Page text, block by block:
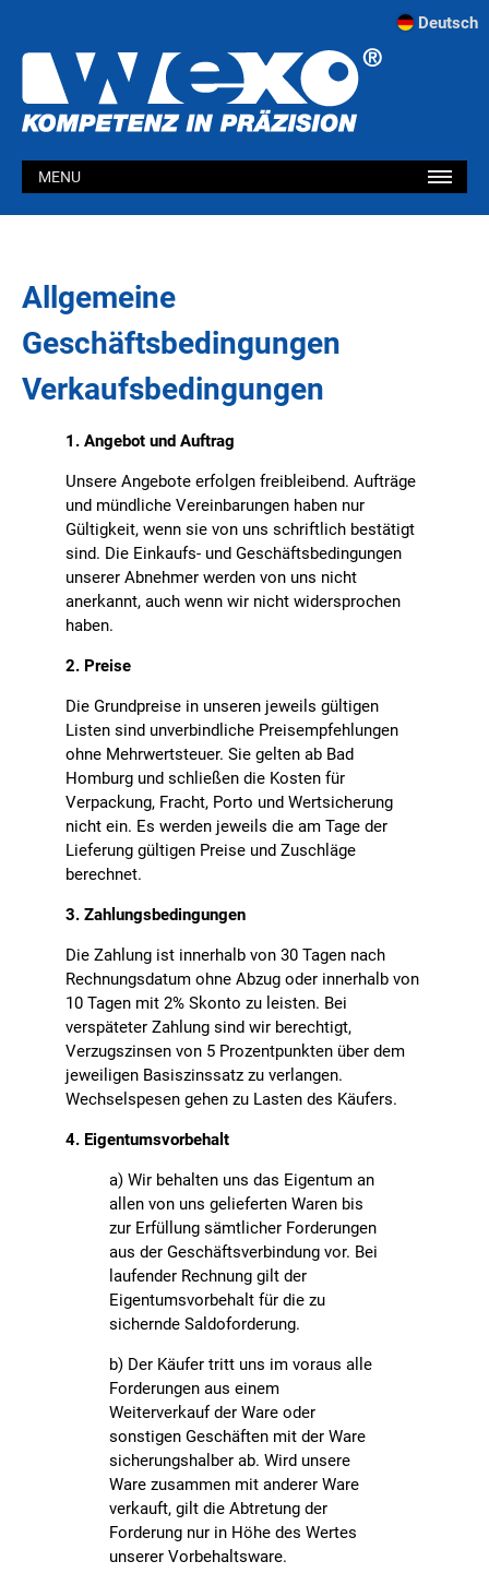
Deutsch
MENU
Allgemeine
Geschäftsbedingungen
Verkaufsbedingungen
1. Angebot und Auftrag
Unsere Angebote erfolgen freibleibend. Aufträge
und mündliche Vereinbarungen haben nur
Gültigkeit, wenn sie von uns schriftlich bestätigt
sind. Die Einkaufs- und Geschäftsbedingungen
unserer Abnehmer werden von uns nicht
anerkannt, auch wenn wir nicht widersprochen
haben.
2. Preise
Die Grundpreise in unseren jeweils gültigen
Listen sind unverbindliche Preisempfehlungen
ohne Mehrwertsteuer. Sie gelten ab Bad
Homburg und schließen die Kosten für
Verpackung, Fracht, Porto und Wertsicherung
nicht ein. Es werden jeweils die am Tage der
Lieferung gültigen Preise und Zuschläge
berechnet.
3. Zahlungsbedingungen
Die Zahlung ist innerhalb von 30 Tagen nach
Rechnungsdatum ohne Abzug oder innerhalb von
10 Tagen mit 2% Skonto zu leisten. Bei
verspäteter Zahlung sind wir berechtigt,
Verzugszinsen von 5 Prozentpunkten über dem
jeweiligen Basiszinssatz zu verlangen.
Wechselspesen gehen zu Lasten des Käufers.
4. Eigentumsvorbehalt
a) Wir behalten uns das Eigentum an
allen von uns gelieferten Waren bis
zur Erfüllung sämtlicher Forderungen
aus der Geschäftsverbindung vor. Bei
laufender Rechnung gilt der
Eigentumsvorbehalt für die zu
sichernde Saldoforderung.
b) Der Käufer tritt uns im voraus alle
Forderungen aus einem
Weiterverkauf der Ware oder
sonstigen Geschäften mit der Ware
sicherungshalber ab. Wird unsere
Ware zusammen mit anderer Ware
verkauft, gilt die Abtretung der
Forderung nur in Höhe des Wertes
unserer Vorbehaltsware.